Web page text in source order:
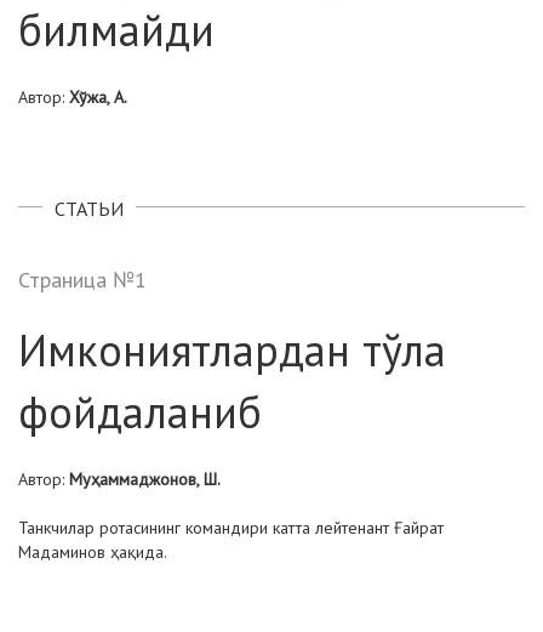
билмайди
Автор: Хўжа, А.
СТАТЬИ
Страница №1
Имкониятлардан тўла
фойдаланиб
Автор: Муҳаммаджонов, Ш.
Танкчилар ротасининг командири катта лейтенант Ғайрат
Мадаминов ҳақида.